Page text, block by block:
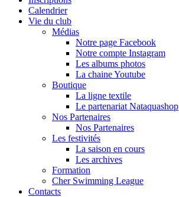
Calendrier
Vie du club
Médias
Notre page Facebook
Notre compte Instagram
Les albums photos
La chaine Youtube
Boutique
La ligne textile
Le partenariat Nataquashop
Nos Partenaires
Nos Partenaires
Les festivités
La saison en cours
Les archives
Formation
Cher Swimming League
Contacts